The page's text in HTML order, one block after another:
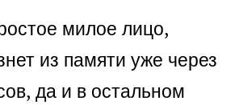
милое лицо,
из памяти уже через
да и в остальном